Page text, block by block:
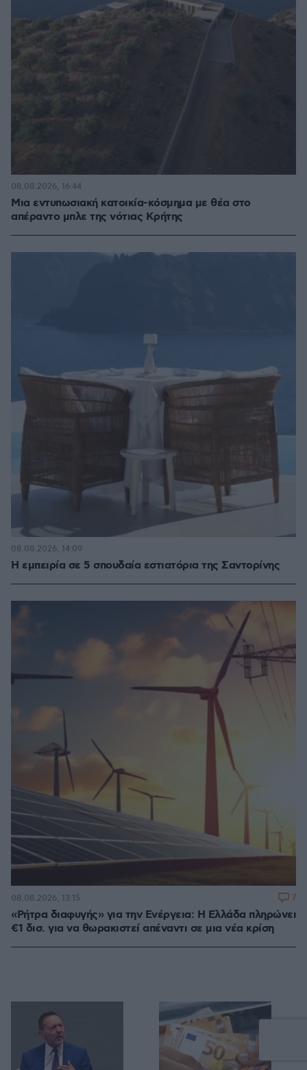
Μια εντυπωσιακή κατοικία-κόσμημα με θέα στο
απέραντο μπλε της νότιας Κρήτης
08.08.2026, 16:44
Η εμπειρία σε 5 σπουδαία εστιατόρια της Σαντορίνης
08.08.2026, 14:09
«Ρήτρα διαφυγής» για την Ενέργεια: Η Ελλάδα πληρώνει
€1 δισ. για να θωρακιστεί απέναντι σε μια νέα κρίση
08.08.2026, 13:15 7